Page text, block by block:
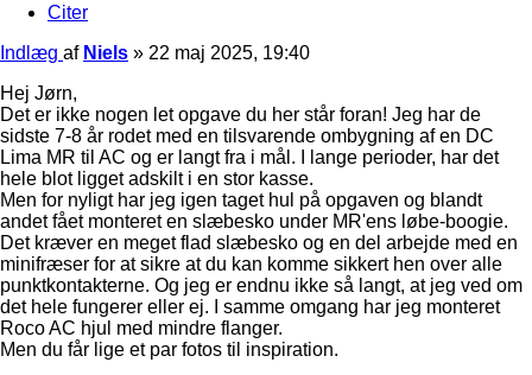
Citer
Indlæg af Niels » 22 maj 2025, 19:40
Hej Jørn,
Det er ikke nogen let opgave du her står foran! Jeg har de
sidste 7-8 år rodet med en tilsvarende ombygning af en DC
Lima MR til AC og er langt fra i mål. I lange perioder, har det
hele blot ligget adskilt i en stor kasse.
Men for nyligt har jeg igen taget hul på opgaven og blandt
andet fået monteret en slæbesko under MR'ens løbe-boogie.
Det kræver en meget flad slæbesko og en del arbejde med en
minifræser for at sikre at du kan komme sikkert hen over alle
punktkontakterne. Og jeg er endnu ikke så langt, at jeg ved om
det hele fungerer eller ej. I samme omgang har jeg monteret
Roco AC hjul med mindre flanger.
Men du får lige et par fotos til inspiration.